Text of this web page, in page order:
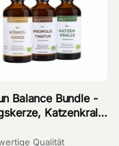
Balance Bundle -
Katzenkralle
Qualität